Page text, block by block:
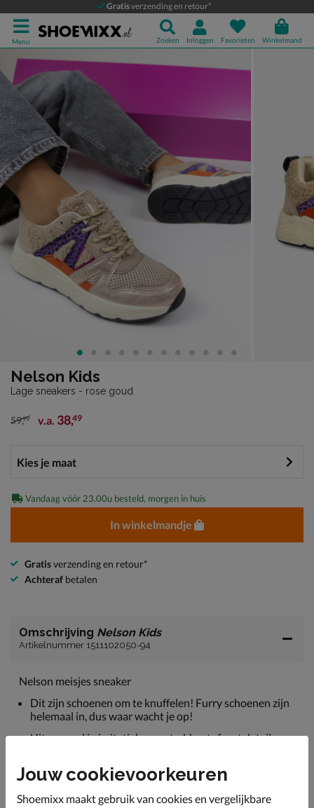
Gratisverzending en retour*
Menu Zoeken Inloggen Favorieten Winkelmand
Nelson Kids
Lage sneakers
Product media galerij
Nelson Kids
Lage sneakers - rose goud
van € 59,99 vanaf € 38,49
59,99 v.a. 38,49
Vandaag vóór 23.00u besteld, morgen in huis
In winkelmandje
Gratisverzending en retour*
Achteraf betalen
Omschrijving Nelson Kids
Artikelnummer 1511102050-94
Nelson meisjes sneaker
Dit zijn schoenen om te knuffelen! Furry schoenen zijn
helemaal in, dus waar wacht je op!
Uitgevoerd in imitatieleer en teddy-stof met details
schoen een goede doorademing.
hielkap voor optimaal comfort.
Jouw cookievoorkeuren
Shoemixx maakt gebruik van cookies en vergelijkbare